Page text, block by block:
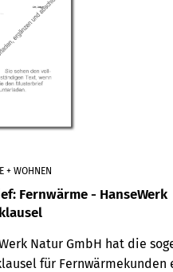
+ WOHNEN
Fernwärme - HanseWerk
Natur GmbH hat die
für Fernwärmekunden